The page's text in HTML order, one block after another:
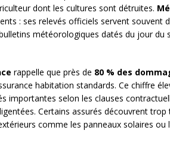
dont les cultures sont détruites.
: ses relevés officiels servent souvent
météorologiques datés du jour du
rappelle que près de 80 % des
habitation standards. Ce chiffre
importantes selon les clauses
Certains assurés découvrent
comme les panneaux solaires ou